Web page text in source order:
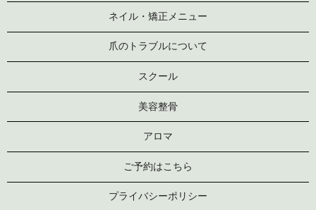
ネイル・矯正メニュー
爪のトラブルについて
スクール
美容整骨
アロマ
ご予約はこちら
プライバシーポリシー